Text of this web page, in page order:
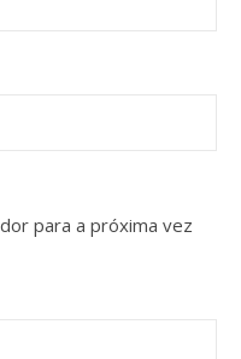
para a próxima vez